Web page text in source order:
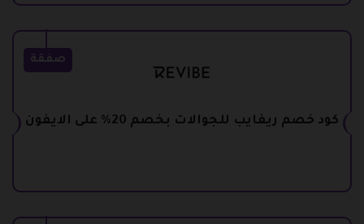
صفقة
كود خصم ريفايب للجوالات بخصم 20% على الايفون